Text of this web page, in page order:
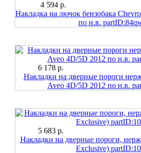
4 594 р.
Накладка на лючок бензобака
по н.в.
6 178 р.
Накладки на дверные пороги
Aveo 4D/5D 2012 по н.в.
5 683 р.
Накладки на дверные пороги,
Exclusive)